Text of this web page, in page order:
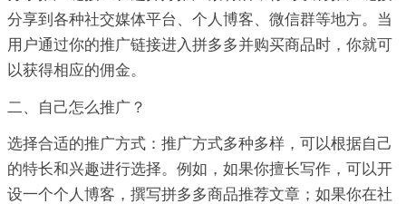
分享到各种社交媒体平台、个人博客、微信群等地方。当
用户通过你的推广链接进入拼多多并购买商品时，你就可
以获得相应的佣金。
二、自己怎么推广？
选择合适的推广方式：推广方式多种多样，可以根据自己
的特长和兴趣进行选择。例如，如果你擅长写作，可以开
设一个个人博客，撰写拼多多商品推荐文章；如果你在社